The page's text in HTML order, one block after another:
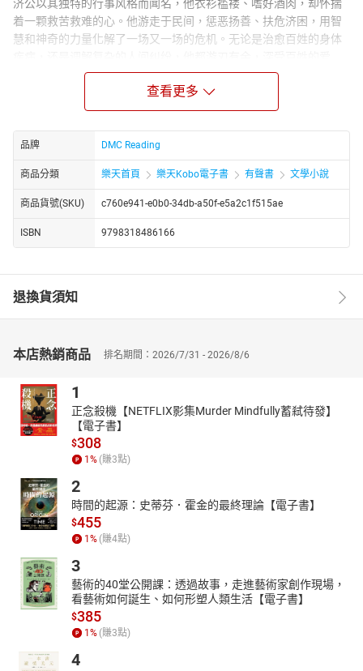
济公以其独特的行事风格而闻名，他衣衫褴褛、嗜好酒肉，却怀揣
着一颗救苦救难的心。他游走于民间，惩恶扬善、扶危济困，用智
慧和神奇的力量化解了一场又一场的危机。无论是治愈百姓的身体
在济公的旅程中，他遭遇了形形色色的人物，包括贪婪的官员、邪
恶的妖魔鬼怪等。面对这些挑战，他始终坚守信仰，以慈悲和力量
守护着这片土地和人民。他的事迹广为流传，成为了人们心中的活
佛。
《济公活佛传》不仅展现了济公个人的传奇经历，也反映了当时社
会的百态。通过一个个生动有趣的故事，传达了惩恶扬善、助人为
乐的精神，对后世产生了深远的影响。济公的形象在民间文学中独
查看更多
品牌 DMC Reading
商品分類 樂天首頁 樂天Kobo電子書 有聲書 文學小說
商品貨號(SKU) c760e941-e0b0-34db-a50f-e5a2c1f515ae
ISBN 9798318486166
退換貨須知
本店熱銷商品 排名期間：2026/7/31 - 2026/8/6
1
正念殺機【NETFLIX影集Murder Mindfully蓄弒待發】
【電子書】
$308
1 % (賺3點)
2
時間的起源：史蒂芬．霍金的最終理論【電子書】
$455
1 % (賺4點)
3
藝術的40堂公開課：透過故事，走進藝術家創作現場，
看藝術如何誕生、如何形塑人類生活【電子書】
$385
1 % (賺3點)
4